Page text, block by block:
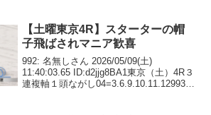
【土曜東京4R】スターターの帽
子飛ばされマニア歓喜
992: 名無しさん 2026/05/09(土)
11:40:03.65 ID:d2jjg8BA1東京（土）4R３
連複軸１頭ながし04=3.6.9.10.11.12993: